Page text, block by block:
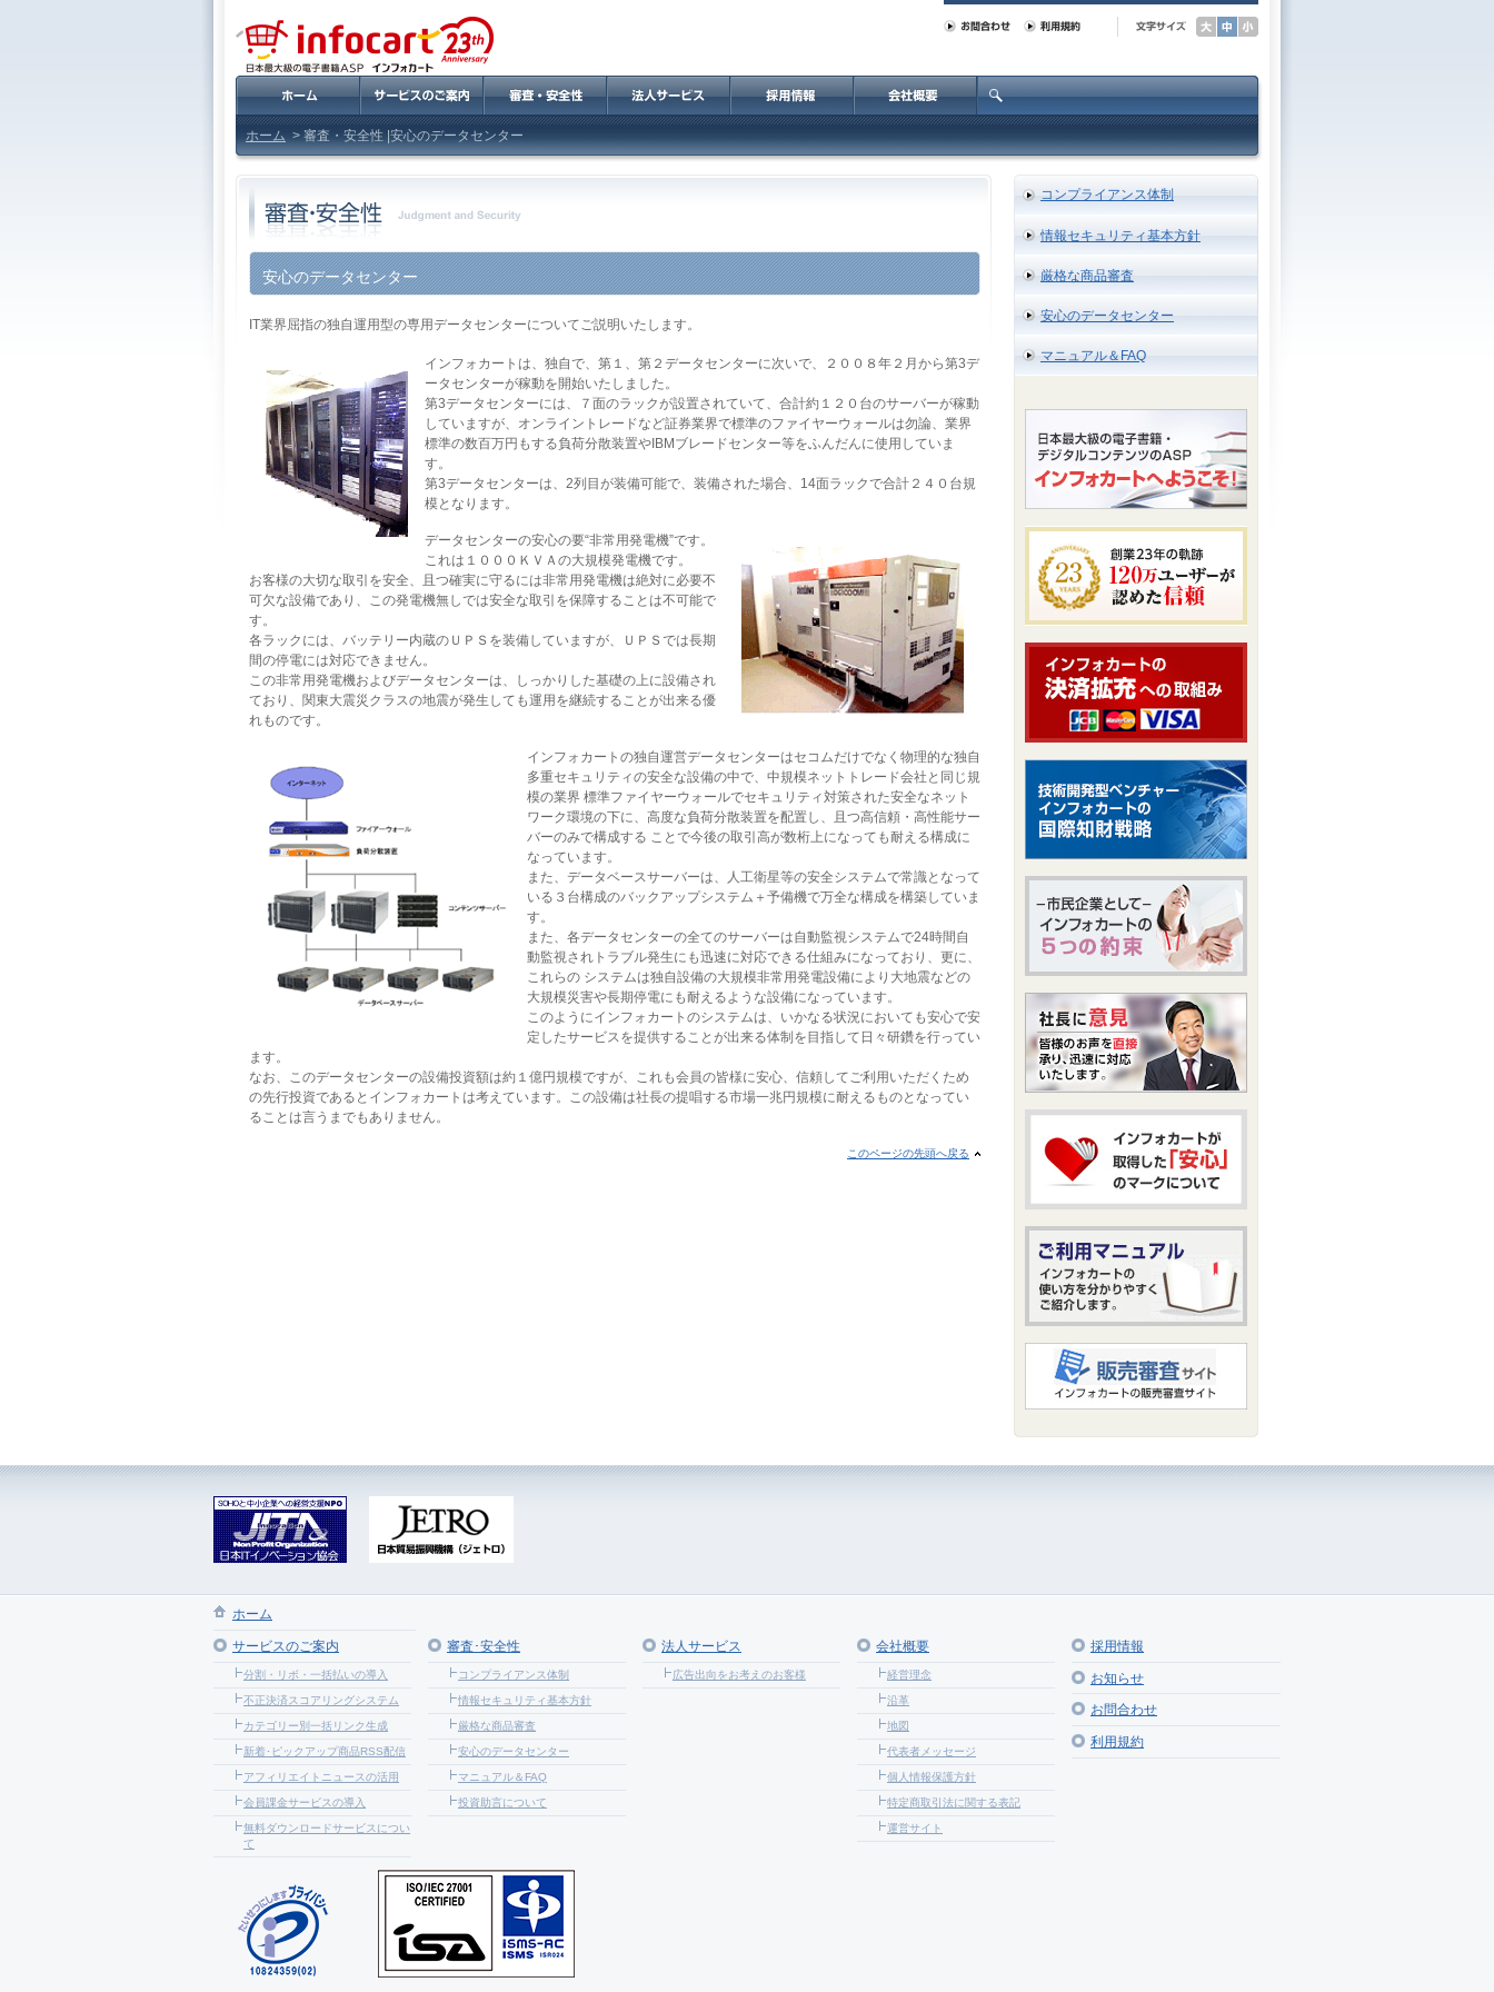
ホーム > 審査・安全性 | 安心のデータセンター
安心のデータセンター
IT業界屈指の独自運用型の専用データセンターについてご説明いたします。
インフォカートは、独自で、第１、第２データセンターに次いで、２００８年２月から第3デ
ータセンターが稼動を開始いたしました。
第3データセンターには、７面のラックが設置されていて、合計約１２０台のサーバーが稼動
していますが、オンライントレードなど証券業界で標準のファイヤーウォールは勿論、業界
標準の数百万円もする負荷分散装置やIBMブレードセンター等をふんだんに使用していま
す。
第3データセンターは、2列目が装備可能で、装備された場合、14面ラックで合計２４０台規
模となります。
データセンターの安心の要“非常用発電機”です。
これは１０００ＫＶＡの大規模発電機です。
お客様の大切な取引を安全、且つ確実に守るには非常用発電機は絶対に必要不
可欠な設備であり、この発電機無しでは安全な取引を保障することは不可能で
す。
各ラックには、バッテリー内蔵のＵＰＳを装備していますが、ＵＰＳでは長期
間の停電には対応できません。
この非常用発電機およびデータセンターは、しっかりした基礎の上に設備され
ており、関東大震災クラスの地震が発生しても運用を継続することが出来る優
れものです。
インフォカートの独自運営データセンターはセコムだけでなく物理的な独自
多重セキュリティの安全な設備の中で、中規模ネットトレード会社と同じ規
模の業界 標準ファイヤーウォールでセキュリティ対策された安全なネット
ワーク環境の下に、高度な負荷分散装置を配置し、且つ高信頼・高性能サー
バーのみで構成する ことで今後の取引高が数桁上になっても耐える構成に
なっています。
また、データベースサーバーは、人工衛星等の安全システムで常識となって
いる３台構成のバックアップシステム＋予備機で万全な構成を構築していま
す。
また、各データセンターの全てのサーバーは自動監視システムで24時間自
動監視されトラブル発生にも迅速に対応できる仕組みになっており、更に、
これらの システムは独自設備の大規模非常用発電設備により大地震などの
大規模災害や長期停電にも耐えるような設備になっています。
このようにインフォカートのシステムは、いかなる状況においても安心で安
定したサービスを提供することが出来る体制を目指して日々研鑽を行ってい
ます。
なお、このデータセンターの設備投資額は約１億円規模ですが、これも会員の皆様に安心、信頼してご利用いただくため
の先行投資であるとインフォカートは考えています。この設備は社長の提唱する市場一兆円規模に耐えるものとなってい
ることは言うまでもありません。
このページの先頭へ戻る
コンプライアンス体制
情報セキュリティ基本方針
厳格な商品審査
安心のデータセンター
マニュアル＆FAQ
ホーム
サービスのご案内
分割・リボ・一括払いの導入
不正決済スコアリングシステム
カテゴリー別一括リンク生成
新着･ピックアップ商品RSS配信
アフィリエイトニュースの活用
会員課金サービスの導入
無料ダウンロードサービスについ
て
審査･安全性
コンプライアンス体制
情報セキュリティ基本方針
厳格な商品審査
安心のデータセンター
マニュアル＆FAQ
投資助言について
法人サービス
広告出向をお考えのお客様
会社概要
経営理念
沿革
地図
代表者メッセージ
個人情報保護方針
特定商取引法に関する表記
運営サイト
採用情報
お知らせ
お問合わせ
利用規約